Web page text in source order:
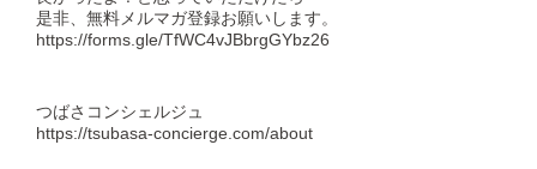
是非、無料メルマガ登録お願いします。
https://forms.gle/TfWC4vJBbrgGYbz26
つばさコンシェルジュ
https://tsubasa-concierge.com/about